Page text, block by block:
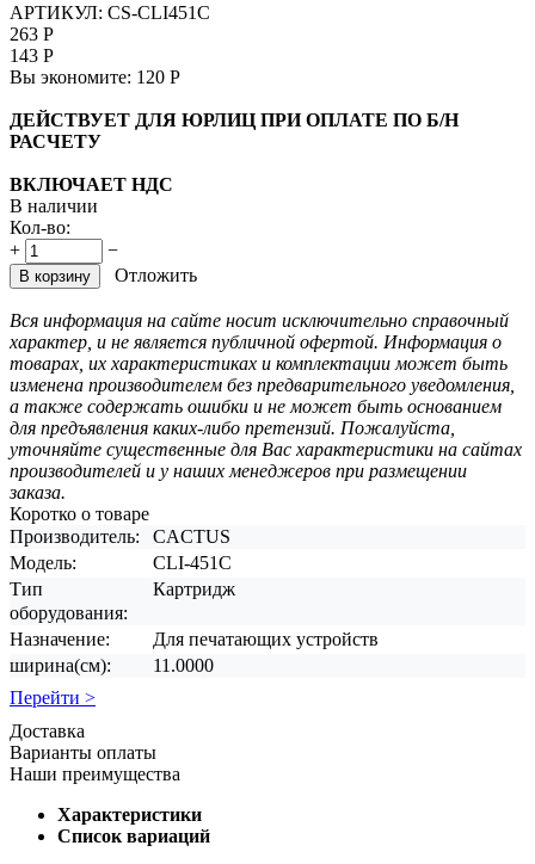
АРТИКУЛ: CS-CLI451C
263 Р
143 Р
Вы экономите: 120 Р
ДЕЙСТВУЕТ ДЛЯ ЮРЛИЦ ПРИ ОПЛАТЕ ПО Б/Н
РАСЧЕТУ
ВКЛЮЧАЕТ НДС
В наличии
Кол-во:
+
−
В корзину Отложить
Вся информация на сайте носит исключительно справочный
характер, и не является публичной офертой. Информация о
товарах, их характеристиках и комплектации может быть
изменена производителем без предварительного уведомления,
а также содержать ошибки и не может быть основанием
для предъявления каких-либо претензий. Пожалуйста,
уточняйте существенные для Вас характеристики на сайтах
производителей и у наших менеджеров при размещении
заказа.
Коротко о товаре
Производитель:
CACTUS
Модель:
CLI-451C
Тип
оборудования:
Картридж
Назначение:
Для печатающих устройств
ширина(см):
11.0000
Перейти >
Доставка
Варианты оплаты
Наши преимущества
Характеристики
Список вариаций